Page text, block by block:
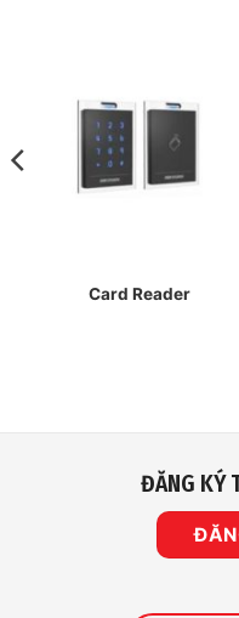
Card Reader
ĐĂNG KÝ